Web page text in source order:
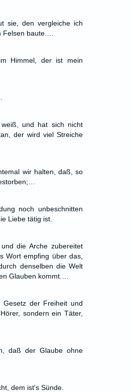
sie, den vergleiche ich
baute.…
Himmel, der ist mein
und hat sich nicht
der wird viel Streiche
wir halten, daß, so
noch unbeschnitten
Liebe tätig ist.
die Arche zubereitet
Wort empfing über das,
denselben die Welt
Glauben kommt.…
Gesetz der Freiheit und
sondern ein Täter,
daß der Glaube ohne
dem ist's Sünde.